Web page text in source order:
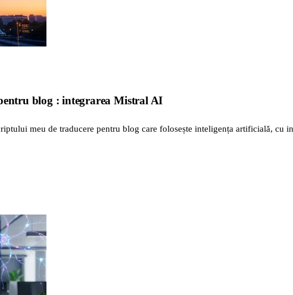
blog : integrarea Mistral AI
meu de traducere pentru blog care folosește inteligența artificială, cu